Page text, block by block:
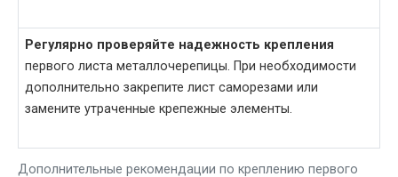
Дополнительные рекомендации по креплению первого
Регулярно проверяйте надежность крепления
первого листа металлочерепицы. При необходимости
дополнительно закрепите лист саморезами или
замените утраченные крепежные элементы.